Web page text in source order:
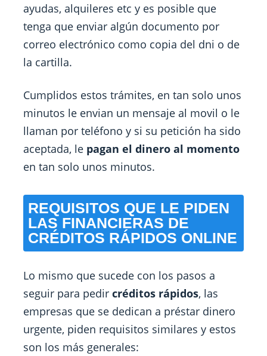
ayudas, alquileres etc y es posible que
tenga que enviar algún documento por
correo electrónico como copia del dni o de
la cartilla.
Cumplidos estos trámites, en tan solo unos
minutos le envian un mensaje al movil o le
llaman por teléfono y si su petición ha sido
aceptada, le pagan el dinero al momento
en tan solo unos minutos.
REQUISITOS QUE LE PIDEN
LAS FINANCIERAS DE
CRÉDITOS RÁPIDOS ONLINE
Lo mismo que sucede con los pasos a
seguir para pedir créditos rápidos, las
empresas que se dedican a préstar dinero
urgente, piden requisitos similares y estos
son los más generales: